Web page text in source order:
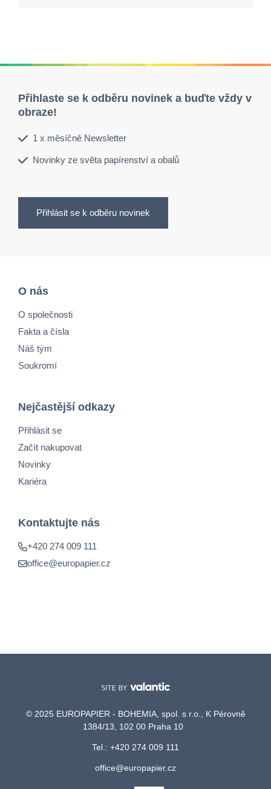
Přihlaste se k odběru novinek a buďte vždy v
obraze!
1 x měsíčně Newsletter
Novinky ze světa papírenství a obalů
Přihlásit se k odběru novinek
O nás
O společnosti
Fakta a čísla
Náš tým
Soukromí
Nejčastější odkazy
Přihlásit se
Začít nakupovat
Novinky
Kariéra
Kontaktujte nás
+420 274 009 111
office@europapier.cz
© 2025 EUROPAPIER - BOHEMIA, spol. s r.o., K Pérovně
1384/13, 102 00 Praha 10
Tel.: +420 274 009 111
office@europapier.cz